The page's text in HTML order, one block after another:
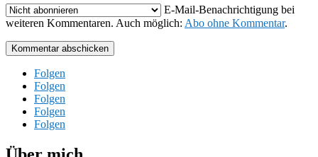
E-Mail-Benachrichtigung bei
weiteren Kommentaren. Auch möglich: Abo ohne Kommentar.
Kommentar abschicken
Folgen
Folgen
Folgen
Folgen
Folgen